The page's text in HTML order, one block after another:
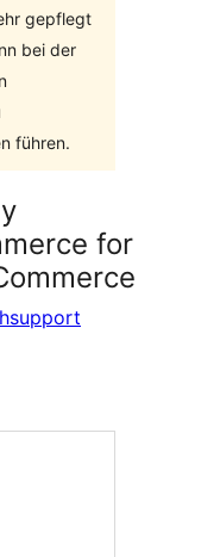
gepflegt
bei der
führen.
for